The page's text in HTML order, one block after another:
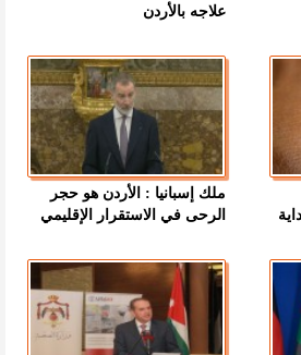
علاجه بالأردن
ملك إسبانيا : الأردن هو حجر
الرحى في الاستقرار الإقليمي